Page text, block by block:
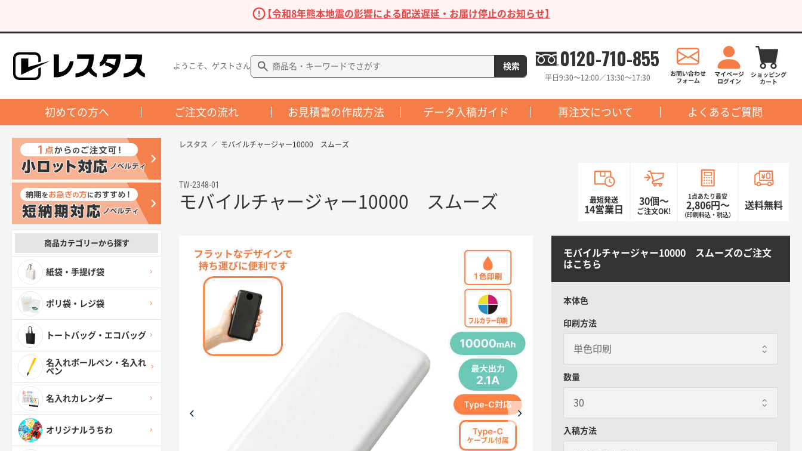
【令和8年熊本地震の影響による配送遅延・お届け停止のお知らせ】
ようこそ、ゲストさん 0120-710-855
平日9:30〜12:00／13:30〜17:30
初めての方へ ご注文の流れ お見積書の作成方法 データ入稿ガイド 再注文について よくあるご質問
商品カテゴリーから探す
紙袋・手提げ袋
ポリ袋・レジ袋
トートバッグ・エコバッグ
名入れボールペン・名入れ
ペン
名入れカレンダー
オリジナルうちわ
レスタス モバイルチャージャー10000 スムーズ
TW-2348-01
モバイルチャージャー10000 スムーズ 最短発送
14営業日
30個〜
ご注文OK!
1点あたり最安
2,806円〜
（印刷料込・税込）
送料無料
モバイルチャージャー10000 スムーズのご注文
はこちら
本体色
印刷方法
数量
入稿方法